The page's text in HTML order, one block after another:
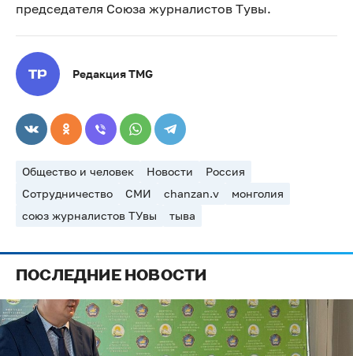
председателя Союза журналистов Тувы.
Редакция TMG
Общество и человек Новости
Россия
Сотрудничество
СМИ chanzan.v
монголия
союз журналистов ТУвы
тыва
ПОСЛЕДНИЕ НОВОСТИ